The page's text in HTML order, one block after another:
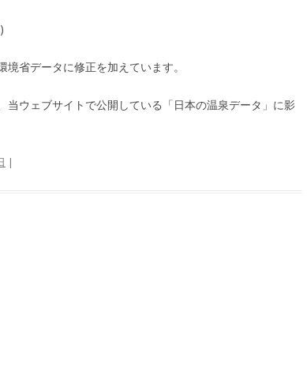
省データに修正を加えています。
当ウェブサイトで公開している「日本の温泉データ」に影
|